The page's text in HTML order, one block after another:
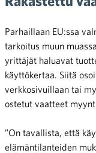
Parhaillaan EU:ssa
tarkoitus muun
yrittäjät haluavat
käyttökertaa. Siitä
verkkosivuillaan tai
ostetut vaatteet
”On tavallista, että
elämäntilanteiden